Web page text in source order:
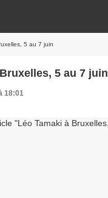
5 au 7 juin
5 au 7 juin
18:01